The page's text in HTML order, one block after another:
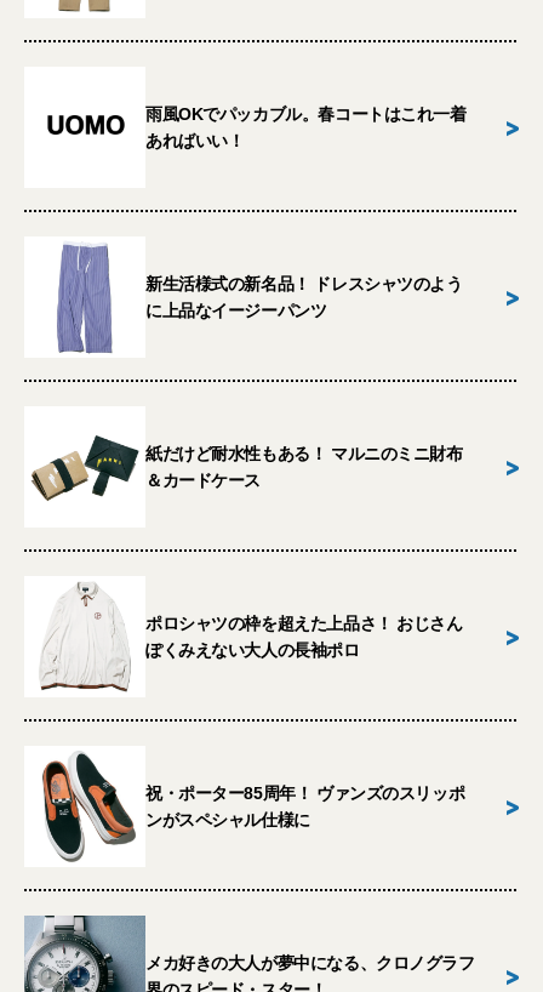
雨風OKでパッカブル。春コートはこれ一着
あればいい！
>
新生活様式の新名品！ ドレスシャツのよう
に上品なイージーパンツ
>
紙だけど耐水性もある！ マルニのミニ財布
＆カードケース
>
ポロシャツの枠を超えた上品さ！ おじさん
ぽくみえない大人の長袖ポロ
>
祝・ポーター85周年！ ヴァンズのスリッポ
ンがスペシャル仕様に
>
メカ好きの大人が夢中になる、クロノグラフ
>